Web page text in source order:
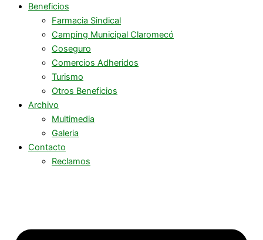
Beneficios
Farmacia Sindical
Camping Municipal Claromecó
Coseguro
Comercios Adheridos
Turismo
Otros Beneficios
Archivo
Multimedia
Galeria
Contacto
Reclamos